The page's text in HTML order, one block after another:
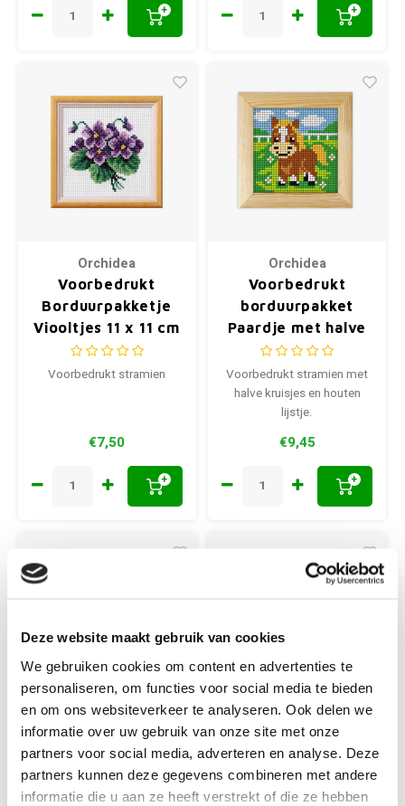
Deze website maakt gebruik van cookies
We gebruiken cookies om content en advertenties te
personaliseren, om functies voor social media te bieden
en om ons websiteverkeer te analyseren. Ook delen we
informatie over uw gebruik van onze site met onze
partners voor social media, adverteren en analyse. Deze
partners kunnen deze gegevens combineren met andere
informatie die u aan ze heeft verstrekt of die ze hebben
+ +
Orchidea
Voorbedrukt
Borduurpakketje
Viooltjes 11 x 11 cm
7518
Voorbedrukt stramien
€7,50
+
Orchidea
Voorbedrukt
borduurpakket
Paardje met halve
kruisjes 11 x 11 cm
Voorbedrukt stramien met
halve kruisjes en houten
lijstje.
€9,45
+
Alisa
Alisa
Borduurpakket
Pioenroos 47
Alisa
Alisa
borduurpakket
British Cat al-00-